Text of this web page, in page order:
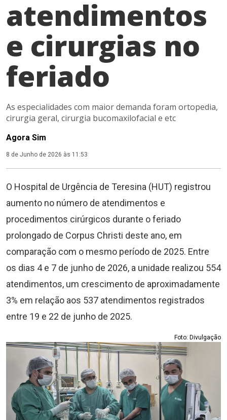
atendimentos
e cirurgias no
feriado
As especialidades com maior demanda foram ortopedia,
cirurgia geral, cirurgia bucomaxilofacial e etc
Agora Sim
8 de Junho de 2026 às 11:53
O Hospital de Urgência de Teresina (HUT) registrou
aumento no número de atendimentos e
procedimentos cirúrgicos durante o feriado
prolongado de Corpus Christi deste ano, em
comparação com o mesmo período de 2025. Entre
os dias 4 e 7 de junho de 2026, a unidade realizou 554
atendimentos, um crescimento de aproximadamente
3% em relação aos 537 atendimentos registrados
entre 19 e 22 de junho de 2025.
Foto: Divulgação